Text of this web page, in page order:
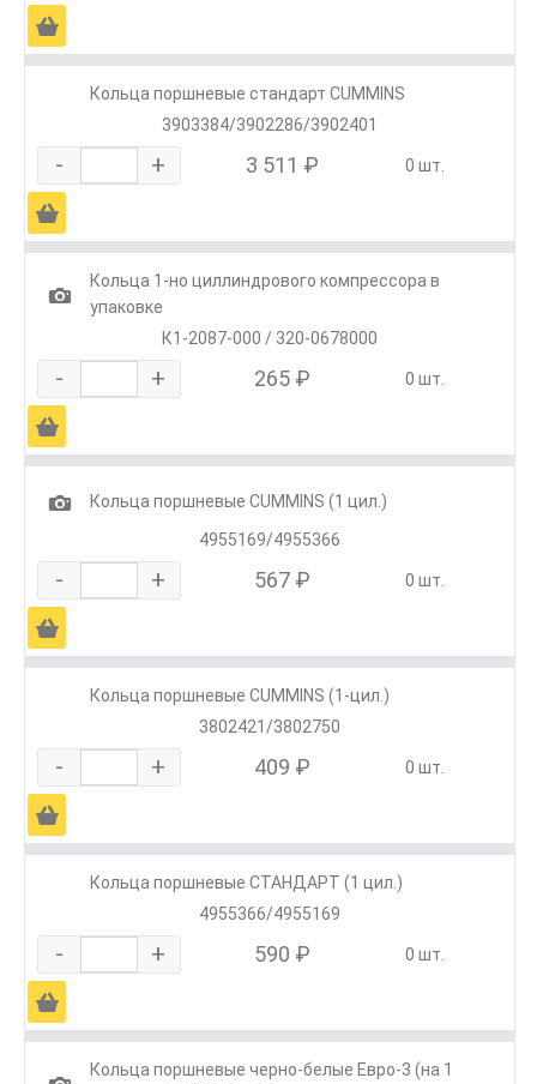
Ä
Кольца поршневые стандарт CUMMINS
3903384/3902286/3902401
- + 3 511 ₽ 0 шт.
Ä
1
Кольца 1-но циллиндрового компрессора в
упаковке
К1-2087-000 / 320-0678000
- + 265 ₽ 0 шт.
Ä
1
Кольца поршневые CUMMINS (1 цил.)
4955169/4955366
- + 567 ₽ 0 шт.
Ä
Кольца поршневые CUMMINS (1-цил.)
3802421/3802750
- + 409 ₽ 0 шт.
Ä
Кольца поршневые СТАНДАРТ (1 цил.)
4955366/4955169
- + 590 ₽ 0 шт.
Ä
Кольца поршневые черно-белые Евро-3 (на 1